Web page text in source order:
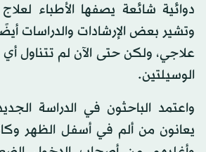
دوائية شائعة يصفها الأطباء
وتشير بعض الإرشادات والدراسات
علاجي، ولكن حتى الآن لم تتناول أي
الوسيلتين.
يعانون من ألم في أسفل الظهر